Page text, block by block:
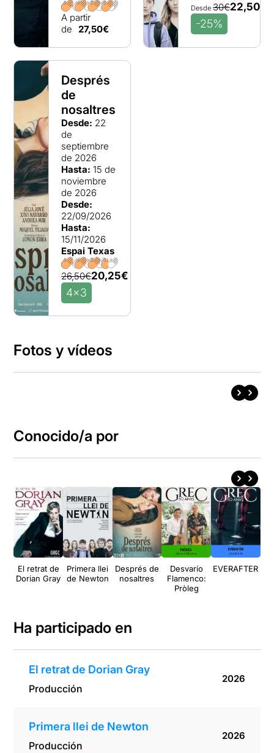
A partir
de 27,50€
Desde30€22,50€
-25%
Després
de
nosaltres
Desde: 22
de
septiembre
de 2026
Hasta: 15 de
noviembre
de 2026
Desde:
22/09/2026
Hasta:
15/11/2026
Espai Texas
26,50€20,25€
4x3
Fotos y vídeos
Conocido/a por
El retrat de
Dorian Gray
Primera llei
de Newton
Després de
nosaltres
Desvarío
Flamenco:
Pròleg
EVERAFTER
Ha participado en
El retrat de Dorian Gray
Producción
2026
Primera llei de Newton
Producción
2026